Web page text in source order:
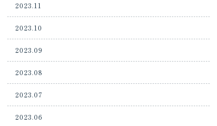
2023.11
2023.10
2023.09
2023.08
2023.07
2023.06